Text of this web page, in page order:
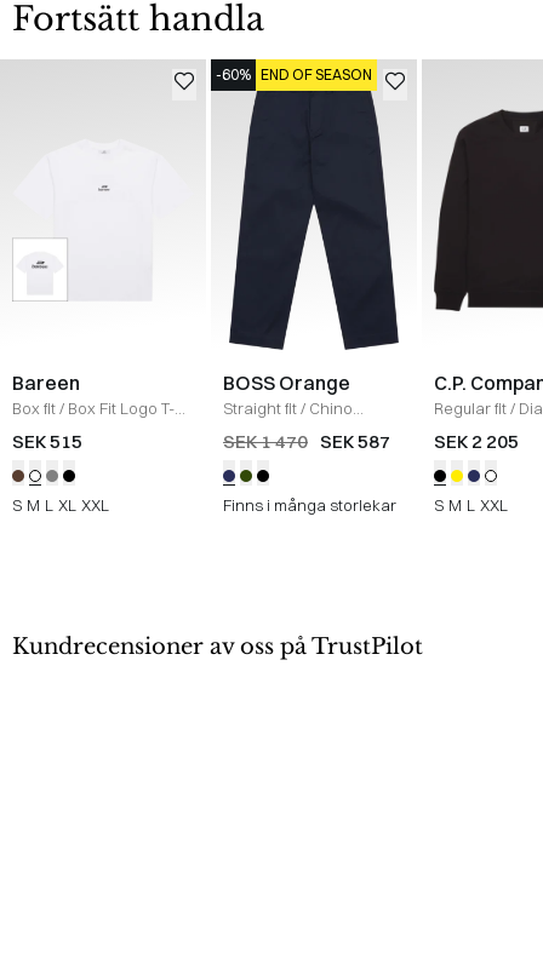
Fortsätt handla
Bareen
Box fit/ Box Fit Logo T-
shirt /WHITE
SEK 515
S M L XL XXL
-60% END OF SEASON
BOSS Orange
Straight fit/ Chino
Straight
NAVY
SEK 1 470 SEK 587
Finns i många storlekar
C.P.
Regular fit/
Raised
SEK 2 205
S M L XXL
Kundrecensioner av oss på TrustPilot